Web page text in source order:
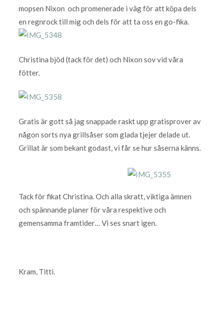
mopsen Nixon och promenerade i väg för att köpa dels
en regnrock till mig och dels för att ta oss en go-fika.
Christina bjöd (tack för det) och Nixon sov vid våra
fötter.
Gratis är gott så jag snappade raskt upp gratisprover av
någon sorts nya grillsåser som glada tjejer delade ut.
Grillat är som bekant godast, vi får se hur såserna känns.
Tack för fikat Christina. Och alla skratt, viktiga ämnen
och spännande planer för våra respektive och
gemensamma framtider… Vi ses snart igen.
Kram, Titti.